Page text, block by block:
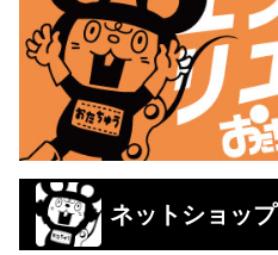
ネットショップ